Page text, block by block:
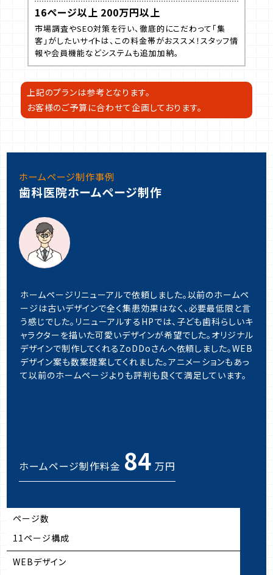
16ページ以上 200万円以上
市場調査やSEO対策を行い、徹底的にこだわって「集
客」がしたいサイトは、この料金帯がおススメ！スタッフ情
報や会員機能などシステムも追加加納。
上記のプランは参考となります。
お客様のご予算に合わせて企画しております。
ホームページ制作事例
歯科医院ホームページ制作
ホームページリニューアルで依頼しました。以前のホームペ
ージは古いデザインで全く集患効果はなく、必要最低限と言
う感じでした。リニューアルするHPでは、子ども歯科らしいキ
ャラクターを描いた可愛いデザインが希望でした。オリジナル
デザインで制作してくれるZoDDoさんへ依頼しました。WEB
デザイン案も数案提案してくれました。アニメーションもあっ
て以前のホームページよりも評判も良くて満足しています。
ホームページ制作料金 84 万円
ページ数
11ページ構成
WEBデザイン